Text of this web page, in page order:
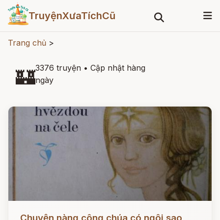
TruyệnXưaTíchCũ
Trang chủ >
🏰3376 truyện • Cập nhật hàng
ngày